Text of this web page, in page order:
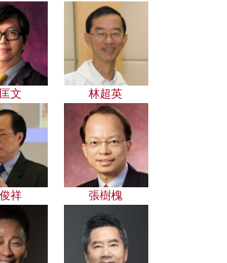
文 林超英
祥 張樹槐